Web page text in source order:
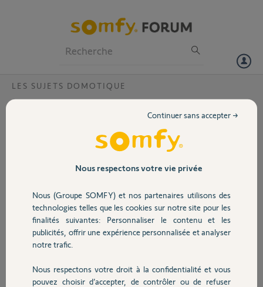
Volet
Sécurité
Domotique
Chauffage
LES SUJETS DOMOTIQUE
nous avons déménagé avec aussi le piratage du compte email de ma
xxxxxxxxxxxxxxxxxxxxxx
le nouveau est xxxxxxxxxxxxxxxxxx pouvez vous rattacher notre
Merci, d'avance
Cordialement Alexandre
alexandre V.
Participer au fil de discussion
Nous respectons votre vie privée
Nous (Groupe SOMFY) et nos partenaires utilisons des
technologies telles que les cookies sur notre site pour les
finalités suivantes: Personnaliser le contenu et les
publicités, offrir une expérience personnalisée et analyser
notre trafic.
Nous respectons votre droit à la confidentialité et vous
pouvez choisir d’accepter, de contrôler ou de refuser
Continuer sans accepter →